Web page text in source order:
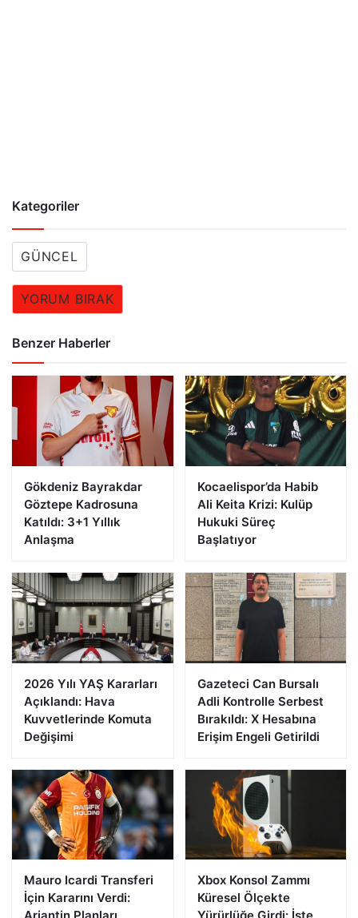
Kategoriler
GÜNCEL
YORUM BIRAK
Benzer Haberler
Gökdeniz Bayrakdar
Göztepe Kadrosuna
Katıldı: 3+1 Yıllık
Anlaşma
Kocaelispor’da Habib
Ali Keita Krizi: Kulüp
Hukuki Süreç
Başlatıyor
2026 Yılı YAŞ Kararları
Açıklandı: Hava
Kuvvetlerinde Komuta
Değişimi
Gazeteci Can Bursalı
Adli Kontrolle Serbest
Bırakıldı: X Hesabına
Erişim Engeli Getirildi
Mauro Icardi Transferi
İçin Kararını Verdi:
Xbox Konsol Zammı
Küresel Ölçekte